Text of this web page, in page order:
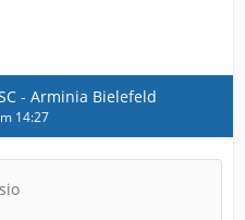
- Arminia Bielefeld
14:27